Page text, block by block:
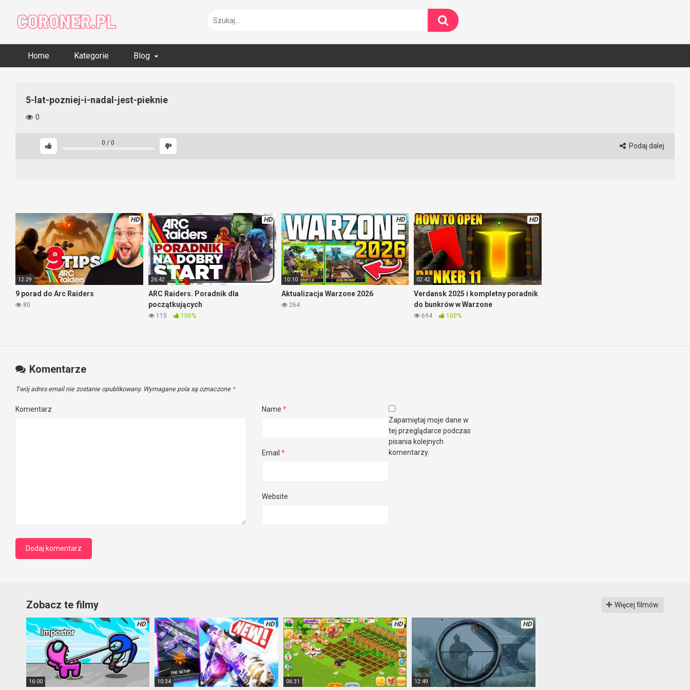
content
Home Kategorie Blog
5-lat-pozniej-i-nadal-jest-pieknie
0
0 / 0 Podaj dalej
HD
12:29
9 porad do Arc Raiders
80
HD
26:42
ARC Raiders. Poradnik dla
początkujących
115 100%
HD
10:10
Aktualizacja Warzone 2026
264
HD
02:42
Verdansk 2025 i kompletny poradnik
do bunkrów w Warzone
694 100%
Komentarze
Twój adres email nie zostanie opublikowany. Wymagane pola są oznaczone *
Komentarz Name *
Email *
Website
Zapamiętaj moje dane w
tej przeglądarce podczas
pisania kolejnych
komentarzy.
Zobacz te filmy Więcej filmów
HD
16:00
HD
10:34
HD
06:31
HD
12:49